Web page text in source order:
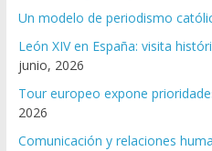
Un modelo de periodismo
León XIV en España: visita
junio, 2026
Tour europeo expone
2026
Comunicación y relaciones